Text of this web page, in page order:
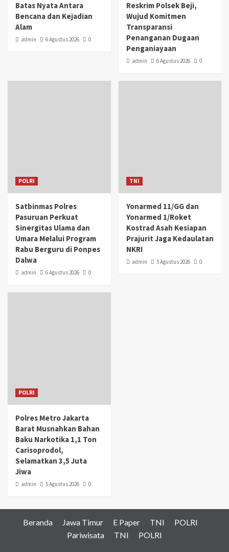
Batas Nyata Antara
Bencana dan Kejadian
Alam
admin 6 Agustus 2026 0
Reskrim Polsek Beji,
Wujud Komitmen
Transparansi
Penanganan Dugaan
Penganiayaan
admin 6 Agustus 2026 0
POLRI
Satbinmas Polres
Pasuruan Perkuat
Sinergitas Ulama dan
Umara Melalui Program
Rabu Berguru di Ponpes
Dalwa
admin 6 Agustus 2026 0
TNI
Yonarmed 11/GG dan
Yonarmed 1/Roket
Kostrad Asah Kesiapan
Prajurit Jaga Kedaulatan
NKRI
admin 5 Agustus 2026 0
POLRI
Polres Metro Jakarta
Barat Musnahkan Bahan
Baku Narkotika 1,1 Ton
Carisoprodol,
Selamatkan 3,5 Juta
Jiwa
admin 5 Agustus 2026 0
Beranda Jawa Timur E Paper TNI
POLRI
Pariwisata
TNI POLRI